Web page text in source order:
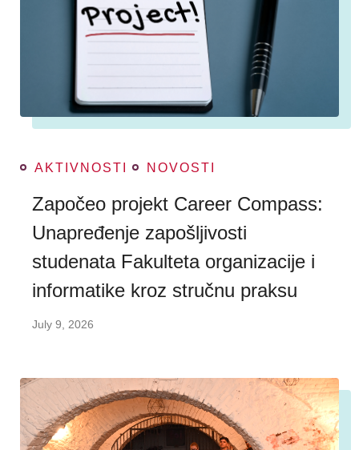
AKTIVNOSTI NOVOSTI
Započeo projekt Career Compass:
Unapređenje zapošljivosti
studenata Fakulteta organizacije i
informatike kroz stručnu praksu
July 9, 2026